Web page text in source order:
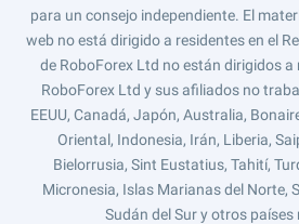
para un consejo independiente. El
web no está dirigido a residentes en el
de RoboForex Ltd no están dirigidos a
RoboForex Ltd y sus afiliados no
EEUU, Canadá, Japón, Australia,
Oriental, Indonesia, Irán, Liberia,
Bielorrusia, Sint Eustatius, Tahití,
Micronesia, Islas Marianas del Norte,
Sudán del Sur y otros países